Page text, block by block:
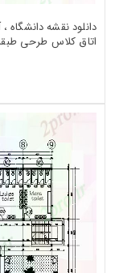
دانلود نقشه
اتاق کلاس طرحی طبقه